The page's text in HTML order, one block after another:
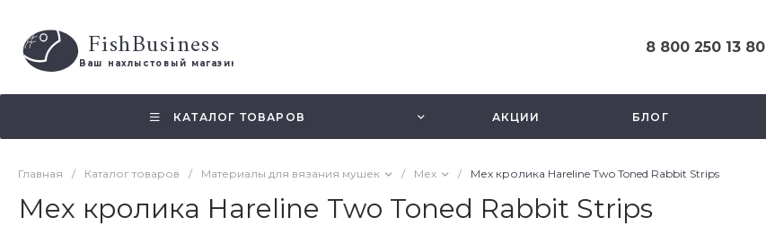
FishBusiness
Ваш нахлыстовый магазин
8 800 250 13 80
ул. Смольная 63б, этаж
2.5
info@fishbusinezz.ru
КАТАЛОГ ТОВАРОВ АКЦИИ БЛОГ
Главная / Каталог товаров / Материалы для вязания мушек / Мех / Мех кролика Hareline Two Toned Rabbit Strips
Мех кролика Hareline Two Toned Rabbit Strips